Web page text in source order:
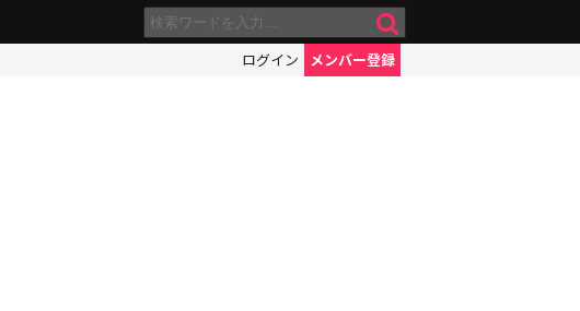
ログイン メンバー登録